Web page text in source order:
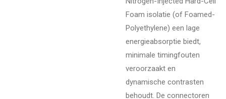
Foam isolatie (of Foamed-
Polyethylene) een lage
energieabsorptie biedt,
minimale timingfouten
veroorzaakt en
dynamische contrasten
behoudt. De connectoren